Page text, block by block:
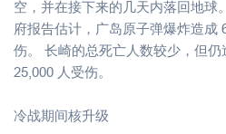
空，并在接下来的几天内落回地球
府报告估计，广岛原子弹爆炸造成
伤。 长崎的总死亡人数较少，但仍
25,000 人受伤。
冷战期间核升级